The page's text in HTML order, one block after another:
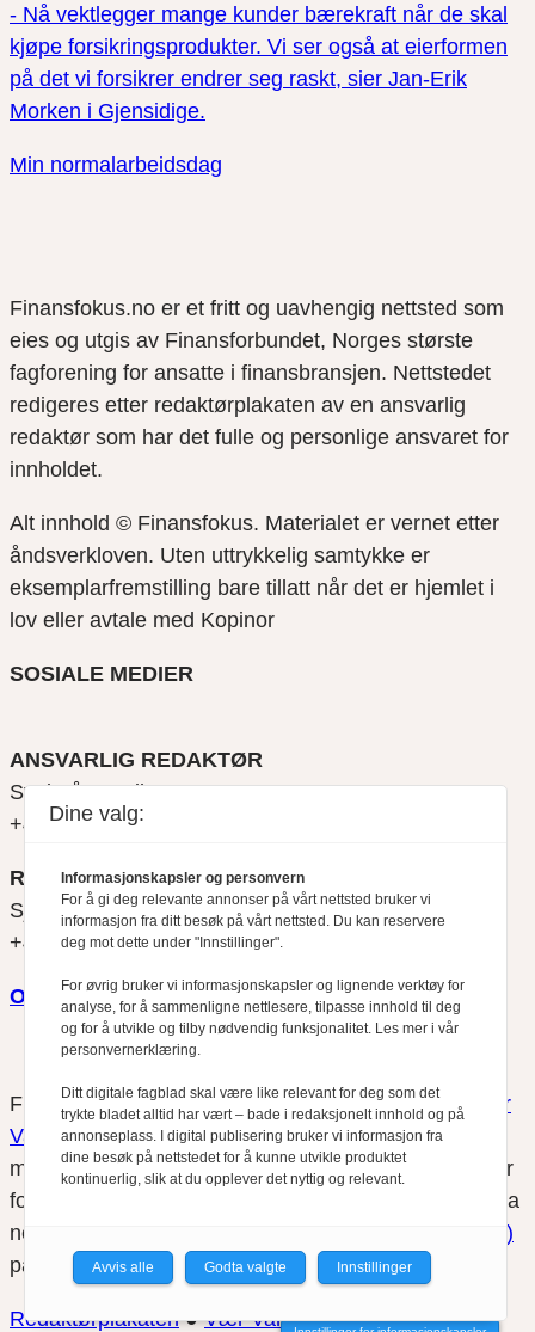
- Nå vektlegger mange kunder bærekraft når de skal
kjøpe forsikringsprodukter. Vi ser også at eierformen
på det vi forsikrer endrer seg raskt, sier Jan-Erik
Morken i Gjensidige.
Min normalarbeidsdag
Finansfokus.no er et fritt og uavhengig nettsted som
eies og utgis av Finansforbundet, Norges største
fagforening for ansatte i finansbransjen. Nettstedet
redigeres etter redaktørplakaten av en ansvarlig
redaktør som har det fulle og personlige ansvaret for
innholdet.
Alt innhold © Finansfokus. Materialet er vernet etter
åndsverkloven. Uten uttrykkelig samtykke er
eksemplarfremstilling bare tillatt når det er hjemlet i
lov eller avtale med Kopinor
SOSIALE MEDIER
ANSVARLIG REDAKTØR
Svein Åge Eriksen
+47 900 79 547
REDAKTØR
Sjur Anda
+47 470 34 460
Om oss
Finansfokus arbeider etterRedaktørplakatenog
Vær
Varsom-plakatensregler for god presseskikk, som
medlem av Fagpressen. Finansfokus har ikke ansvar
for innhold på eksterne nettsider som det lenkes til fra
nettsidene. Vi benytter
informasjonskapsler (cookies)
på våre nettsider.
Redaktørplakaten ● Vær Varsomplakaten
Dine valg:
Informasjonskapsler og personvern
For å gi deg relevante annonser på vårt nettsted bruker vi
informasjon fra ditt besøk på vårt nettsted. Du kan reservere
deg mot dette under "Innstillinger".
For øvrig bruker vi informasjonskapsler og lignende verktøy for
analyse, for å sammenligne nettlesere, tilpasse innhold til deg
og for å utvikle og tilby nødvendig funksjonalitet. Les mer i vår
personvernerklæring.
Ditt digitale fagblad skal være like relevant for deg som det
trykte bladet alltid har vært – bade i redaksjonelt innhold og på
annonseplass. I digital publisering bruker vi informasjon fra
dine besøk på nettstedet for å kunne utvikle produktet
kontinuerlig, slik at du opplever det nyttig og relevant.
Avvis alle Godta valgte Innstillinger